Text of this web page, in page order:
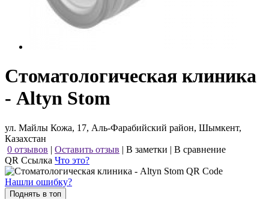
Стоматологическая клиника
- Altyn Stom
ул. Майлы Кожа, 17, Аль-Фарабийский район, Шымкент,
Казахстан
0 отзывов | Оставить отзыв | В заметки | В сравнение
QR Ссылка Что это?
Нашли ошибку?
Поднять в топ